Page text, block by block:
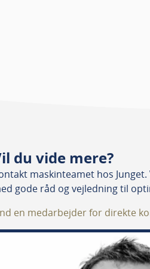
3 stk
Inkl.
du vide mere?
maskinteamet hos
gode råd og vejledning til
en medarbejder for direkte